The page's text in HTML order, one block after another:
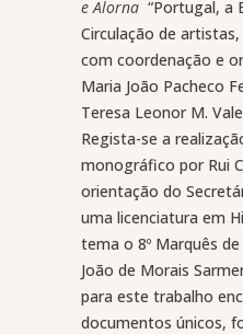
e Alorna “Portugal, a
Circulação de
com coordenação e
Maria João Pacheco
Teresa Leonor M.
Regista-se a
monográfico por Rui
orientação do
uma licenciatura em
tema o 8º Marquês
João de Morais
para este trabalho
documentos únicos,